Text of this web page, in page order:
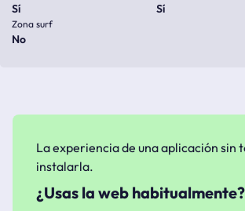
Sí Sí
Zona surf
No
La experiencia de una aplicación sin
instalarla.
¿Usas la web habitualmente?